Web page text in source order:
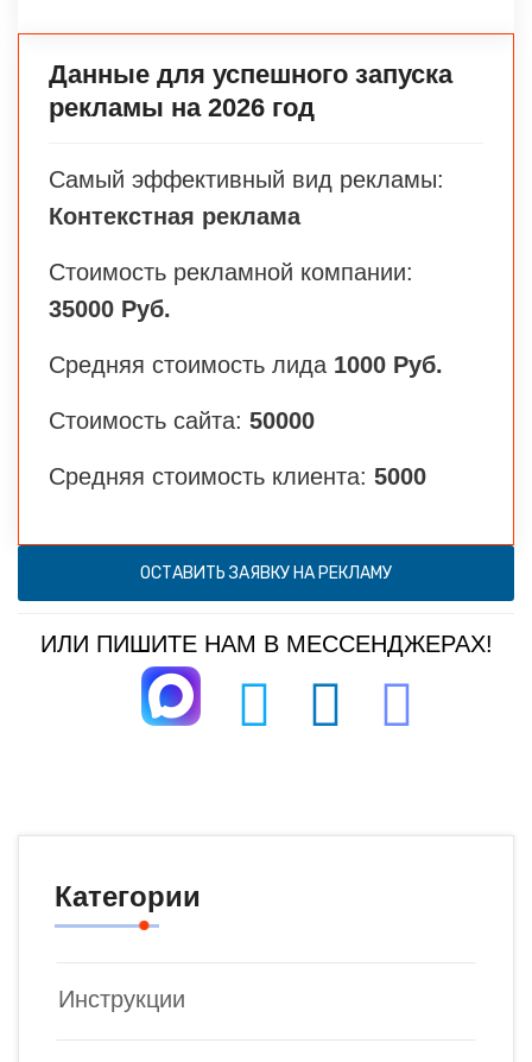
Данные для успешного запуска
рекламы на 2026 год
Самый эффективный вид рекламы:
Контекстная реклама
Стоимость рекламной компании:
35000 Руб.
Средняя стоимость лида 1000 Руб.
Стоимость сайта: 50000
Средняя стоимость клиента: 5000
ОСТАВИТЬ ЗАЯВКУ НА РЕКЛАМУ
ИЛИ ПИШИТЕ НАМ В МЕССЕНДЖЕРАХ!
Категории
Инструкции